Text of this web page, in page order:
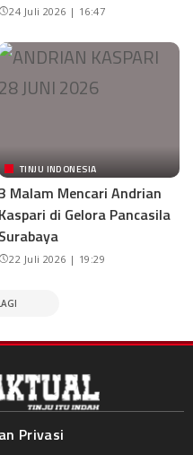
24 Juli 2026 | 16:47
TINJU INDONESIA
3 Malam Mencari Andrian
Kaspari di Gelora Pancasila
Surabaya
22 Juli 2026 | 19:29
Privasi